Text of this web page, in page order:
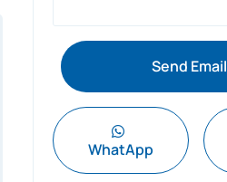
Send Email

WhatApp